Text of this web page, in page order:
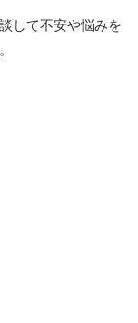
して不安や悩みを